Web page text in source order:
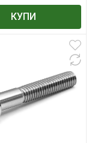
КУПИ